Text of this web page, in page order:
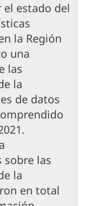
el estado del
la Región
una
las
la
de datos
las
la
en total